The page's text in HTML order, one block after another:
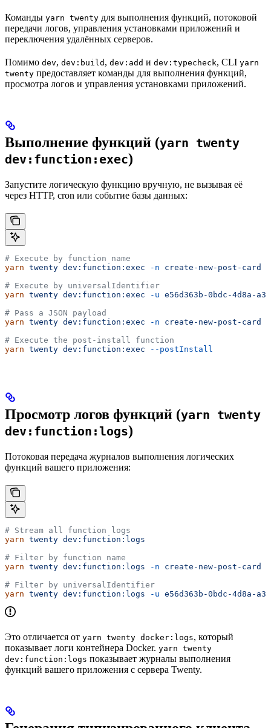
Команды yarn twenty для выполнения функций, потоковой
передачи логов, управления установками приложений и
переключения удалённых серверов.
Помимо dev, dev:build , dev:add и dev:typecheck, CLI yarn
twenty предоставляет команды для выполнения функций,
просмотра логов и управления установками приложений.
Выполнение функций (yarn twenty
dev:function:exec)
Запустите логическую функцию вручную, не вызывая её
через HTTP, cron или событие базы данных:
# Execute by function name
yarn twenty dev:function:exec -n create-new-post-card
# Execute by universalIdentifier
yarn twenty dev:function:exec -u e56d363b-0bdc-4d8a-
# Pass a JSON payload
yarn twenty dev:function:exec -n create-new-post-card
# Execute the post-install function
yarn twenty dev:function:exec --postInstall
Просмотр логов функций (yarn twenty
dev:function:logs)
Потоковая передача журналов выполнения логических
функций вашего приложения:
# Stream all function logs
yarn twenty dev:function:logs
# Filter by function name
yarn twenty dev:function:logs -n create-new-post-card
# Filter by universalIdentifier
yarn twenty dev:function:logs -u e56d363b-0bdc-4d8a-
Это отличается от yarn twenty docker:logs, который
показывает логи контейнера Docker. yarn twenty
dev:function:logs показывает журналы выполнения
функций вашего приложения с сервера Twenty.